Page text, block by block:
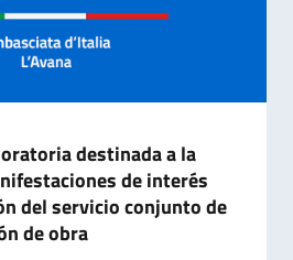
destinada a la
de interés
del servicio conjunto de
de obra